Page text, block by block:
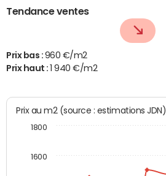
Tendance ventes
Prix bas : 960 €/m2
Prix haut :
1 940 €/m2
Prix au m2 (source : estimations JDN)
1600
1800